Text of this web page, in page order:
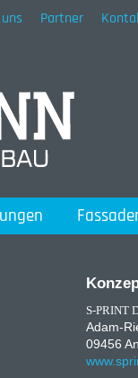
Partner
S-PRINT
Adam-
09456